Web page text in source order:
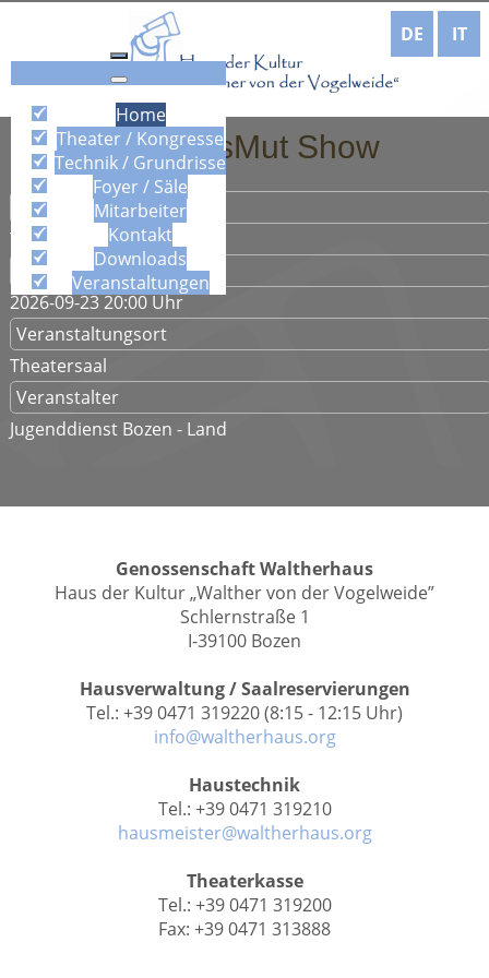
DE IT
Home
Theater / Kongresse
Technik / Grundrisse
Foyer / Säle
Mitarbeiter
Kontakt
Downloads
Veranstaltungen
Premiere brassMut Show
Kategorie
Theater
Datum
2026-09-2320:00 Uhr
Veranstaltungsort
Theatersaal
Veranstalter
Jugenddienst Bozen - Land
Genossenschaft Waltherhaus
Haus der Kultur „Walther von der Vogelweide”
Schlernstraße 1
I-39100 Bozen
Hausverwaltung / Saalreservierungen
Tel.: +39 0471 319220 (8:15 - 12:15 Uhr)
info@waltherhaus.org
Haustechnik
Tel.: +39 0471 319210
hausmeister@waltherhaus.org
Theaterkasse
Tel.: +39 0471 319200
Fax: +39 0471 313888